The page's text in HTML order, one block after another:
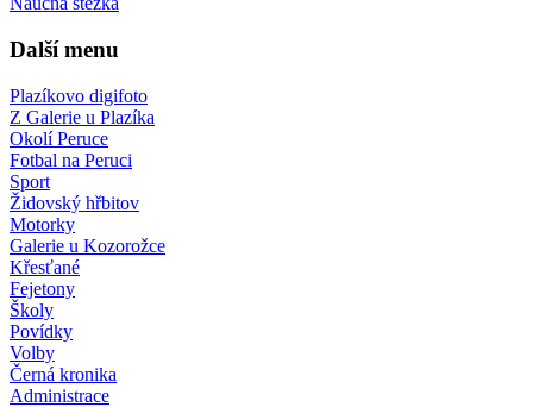
Další menu
Plazíkovo digifoto
Z Galerie u Plazíka
Okolí Peruce
Fotbal na Peruci
Sport
Židovský hřbitov
Motorky
Galerie u Kozorožce
Křesťané
Fejetony
Školy
Povídky
Volby
Černá kronika
Administrace